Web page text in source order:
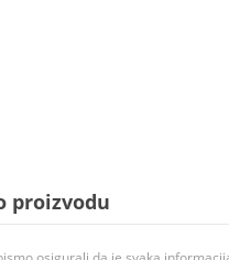
proizvodu